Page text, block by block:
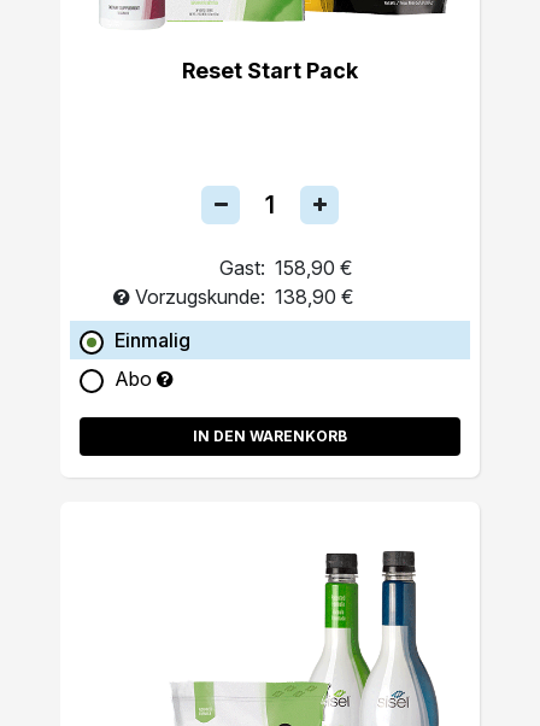
Reset Start Pack
Gast: 158,90 €
Vorzugskunde: 138,90 €
Einmalig
Abo
IN DEN WARENKORB